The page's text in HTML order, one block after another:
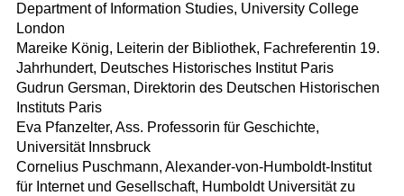
Department of Information Studies, University College
London
Mareike König, Leiterin der Bibliothek, Fachreferentin 19.
Jahrhundert, Deutsches Historisches Institut Paris
Gudrun Gersman, Direktorin des Deutschen Historischen
Instituts Paris
Eva Pfanzelter, Ass. Professorin für Geschichte,
Universität Innsbruck
Cornelius Puschmann, Alexander-von-Humboldt-Institut
für Internet und Gesellschaft, Humboldt Universität zu